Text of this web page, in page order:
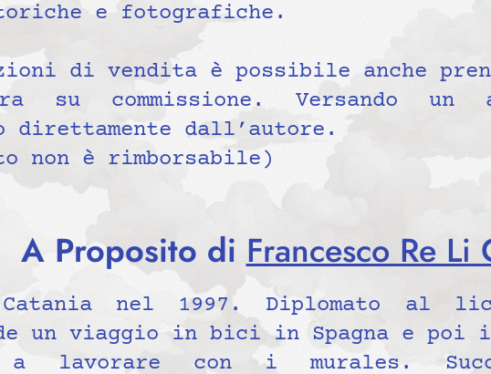
e fotografiche.
di vendita è possibile anche
su commissione. Versando un
direttamente dall’autore.
non è rimborsabile)
A Proposito diFrancesco Re Li
Catania nel 1997. Diplomato al
un viaggio in bici in Spagna e poi
a lavorare con i murales.